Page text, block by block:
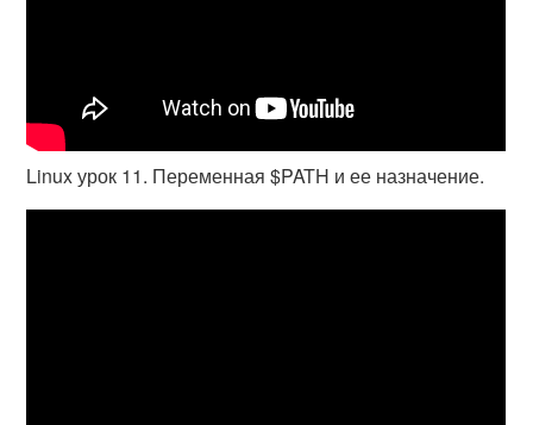
Linux урок 11. Переменная $PATH и ее назначение.